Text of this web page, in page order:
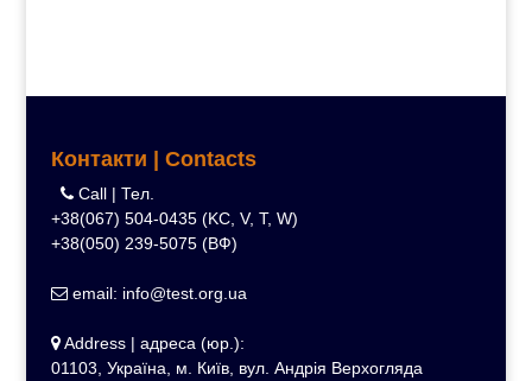
Контакти | Contacts
Call | Тел.
+38(067) 504-0435 (KC, V, T, W)
+38(050) 239-5075 (ВФ)
email: info@test.org.ua
Address | адреса (юр.):
01103, Україна, м. Київ, вул. Андрія Верхогляда